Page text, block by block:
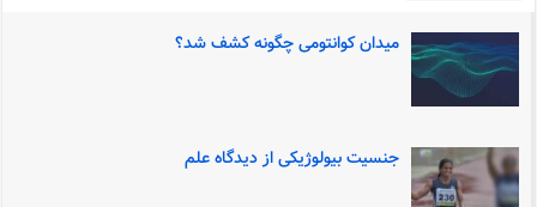
میدان کوانتومی چگونه کشف شد؟
جنسیت بیولوژیکی از دیدگاه علم